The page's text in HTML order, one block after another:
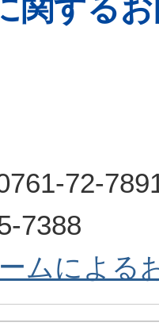
関する
72-
7388
ムによる